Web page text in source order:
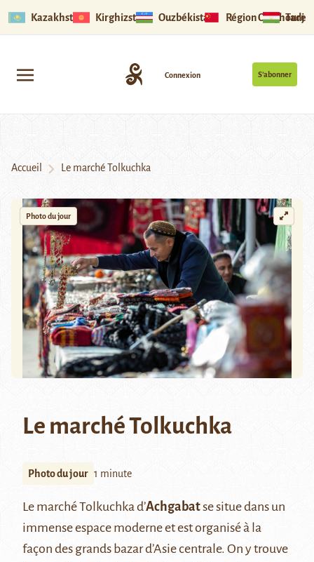
Kazakhstan Kirghizstan Ouzbékistan Région Ouïghoure
S’abonner
Connexion
Accueil Le marché Tolkuchka
Photo du jour
Le marché Tolkuchka
Photo du jour 1 minute
Le marché Tolkuchka d’Achgabatse situe dans un
immense espace moderne et est organisé à la
façon des grands bazar d’Asie centrale. On y trouve